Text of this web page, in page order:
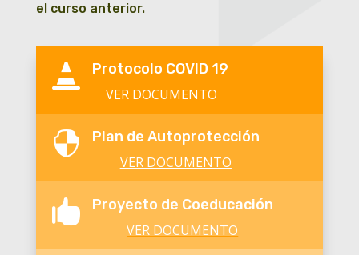
el curso anterior.

Protocolo COVID 19
VER DOCUMENTO

Plan de Autoprotección
VER DOCUMENTO

Proyecto de Coeducación
VER DOCUMENTO